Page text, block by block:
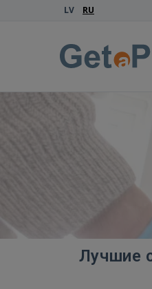
LV RU
Лучшие